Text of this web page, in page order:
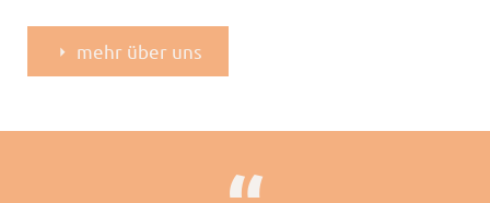
mehr über uns